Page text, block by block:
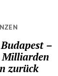
–
Milliarden
zurück